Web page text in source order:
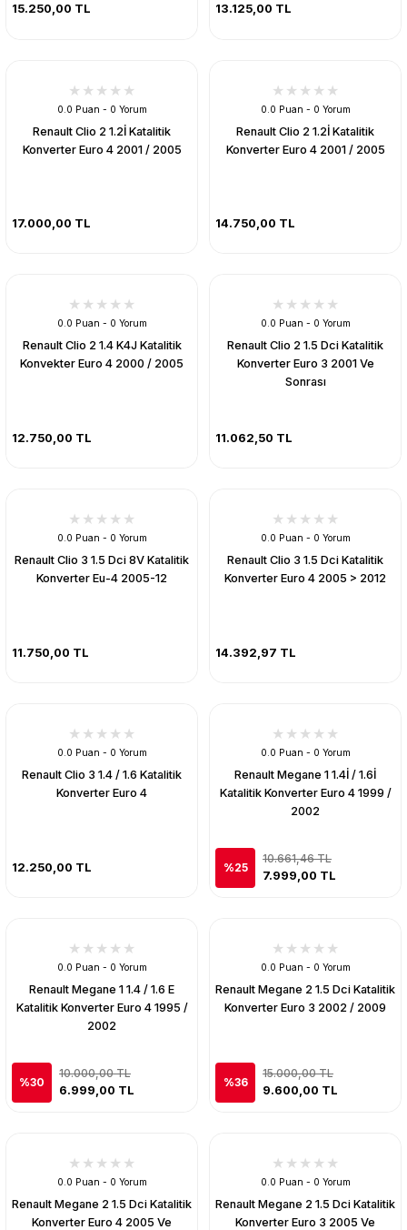
15.250,00 TL 13.125,00 TL
0.0 Puan - 0 Yorum
Renault Clio 2 1.2İ Katalitik
Konverter Euro 4 2001 / 2005
17.000,00 TL
0.0 Puan - 0 Yorum
Renault Clio 2 1.2İ Katalitik
Konverter Euro 4 2001 / 2005
14.750,00 TL
0.0 Puan - 0 Yorum
Renault Clio 2 1.4 K4J Katalitik
Konvekter Euro 4 2000 / 2005
12.750,00 TL
0.0 Puan - 0 Yorum
Renault Clio 2 1.5 Dci Katalitik
Konverter Euro 3 2001 Ve
Sonrası
11.062,50 TL
0.0 Puan - 0 Yorum
Renault Clio 3 1.5 Dci 8V Katalitik
Konverter Eu-4 2005-12
11.750,00 TL
0.0 Puan - 0 Yorum
Renault Clio 3 1.5 Dci Katalitik
Konverter Euro 4 2005 > 2012
14.392,97 TL
0.0 Puan - 0 Yorum
Renault Clio 3 1.4 / 1.6 Katalitik
Konverter Euro 4
12.250,00 TL
0.0 Puan - 0 Yorum
Renault Megane 1 1.4İ / 1.6İ
Katalitik Konverter Euro 4 1999 /
2002
%25
10.661,46 TL
7.999,00 TL
0.0 Puan - 0 Yorum
Renault Megane 1 1.4 / 1.6 E
Katalitik Konverter Euro 4 1995 /
2002
%30
10.000,00 TL
6.999,00 TL
0.0 Puan - 0 Yorum
Renault Megane 2 1.5 Dci Katalitik
Konverter Euro 3 2002 / 2009
%36
15.000,00 TL
9.600,00 TL
0.0 Puan - 0 Yorum
Renault Megane 2 1.5 Dci Katalitik
Konverter Euro 4 2005 Ve
0.0 Puan - 0 Yorum
Renault Megane 2 1.5 Dci Katalitik
Konverter Euro 3 2005 Ve